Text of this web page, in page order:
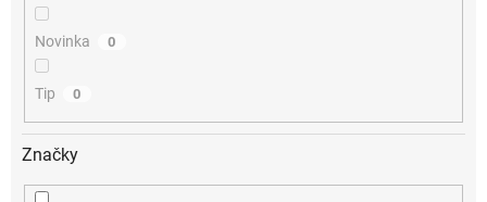
Novinka 0
Tip 0
Značky